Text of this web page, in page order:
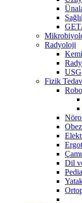
Radyoloji
Fizik
Dil